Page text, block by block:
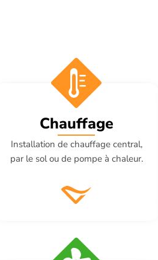
Chauffage
Installation de chauffage central,
par le sol ou de pompe à chaleur.